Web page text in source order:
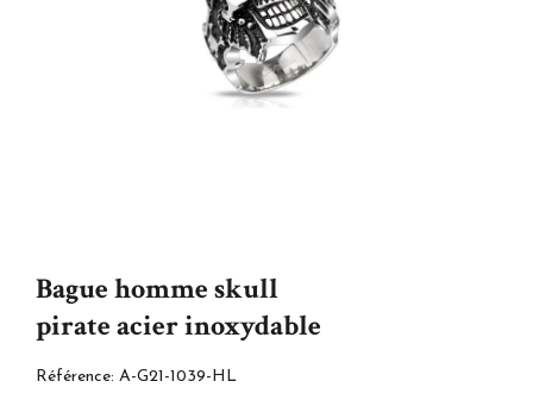
Bague homme skull
pirate acier inoxydable
Référence: A-G21-1039-HL